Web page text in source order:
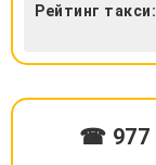
Рейтинг такси:
☎ 977